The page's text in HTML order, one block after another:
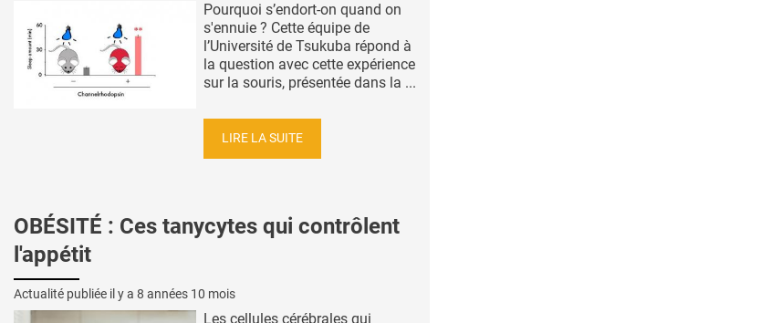
Pourquoi s’endort-on quand on
s'ennuie ? Cette équipe de
l’Université de Tsukuba répond à
la question avec cette expérience
sur la souris, présentée dans la ...
LIRE LA SUITE
OBÉSITÉ : Ces tanycytes qui contrôlent
l'appétit
Actualité publiée il y a 8 années 10 mois
Les cellules cérébrales qui